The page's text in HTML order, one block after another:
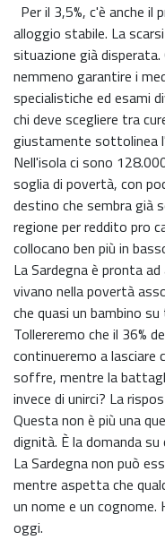
Per il 3,5%, c'è anche il
alloggio stabile. La
situazione già
nemmeno garantire i
specialistiche ed esami
chi deve scegliere tra
giustamente sottolinea
Nell'isola ci sono
soglia di povertà, con
destino che sembra già
regione per reddito pro
collocano ben più in
La Sardegna è pronta
vivano nella povertà
che quasi un bambino
Tollereremo che il 36%
continueremo a lasciare
soffre, mentre la
invece di unirci? La
Questa non è più una
dignità. È la domanda
La Sardegna non può
mentre aspetta che
un nome e un cognome.
oggi.